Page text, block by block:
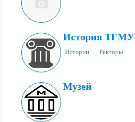
История ТГМУ
Истории Ректоры
Музей